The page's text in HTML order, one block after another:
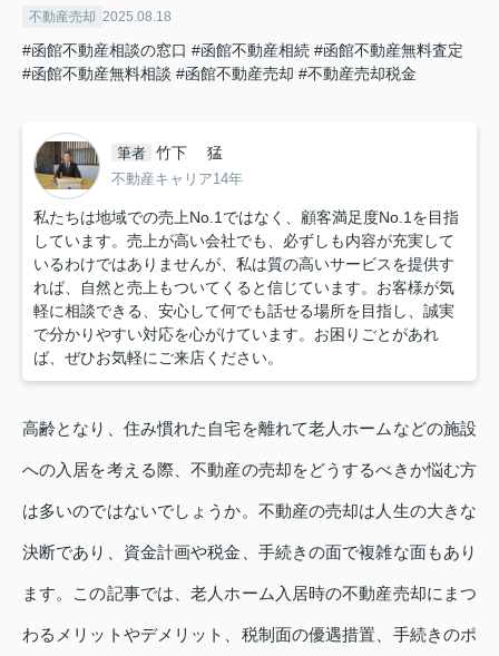
不動産売却 2025.08.18
#函館不動産相談の窓口 #函館不動産相続 #函館不動産無料査定
#函館不動産無料相談 #函館不動産売却 #不動産売却税金
筆者 竹下 猛
不動産キャリア14年
私たちは地域での売上No.1ではなく、顧客満足度No.1を目指
しています。売上が高い会社でも、必ずしも内容が充実して
いるわけではありませんが、私は質の高いサービスを提供す
れば、自然と売上もついてくると信じています。お客様が気
軽に相談できる、安心して何でも話せる場所を目指し、誠実
で分かりやすい対応を心がけています。お困りごとがあれ
ば、ぜひお気軽にご来店ください。
高齢となり、住み慣れた自宅を離れて老人ホームなどの施設
への入居を考える際、不動産の売却をどうするべきか悩む方
は多いのではないでしょうか。不動産の売却は人生の大きな
決断であり、資金計画や税金、手続きの面で複雑な面もあり
ます。この記事では、老人ホーム入居時の不動産売却にまつ
わるメリットやデメリット、税制面の優遇措置、手続きのポ